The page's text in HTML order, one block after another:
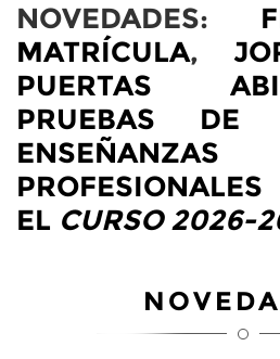
NOVEDADES:
MATRÍCULA,
PUERTAS
PRUEBAS DE
ENSEÑANZAS
EL CURSO 2026-